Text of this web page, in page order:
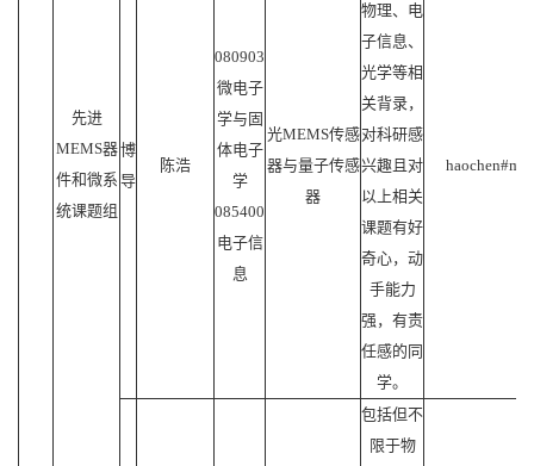
先进
MEMS器
件和微系
统课题组
博
导
陈浩
080903
微电子
学与固
体电子
学
085400
电子信
息
光MEMS传感
器与量子传感
器
物理、电
子信息、
光学等相
关背录，
对科研感
兴趣且对
以上相关
课题有好
奇心，动
手能力
强，有责
任感的同
学。
包括但不
限于物